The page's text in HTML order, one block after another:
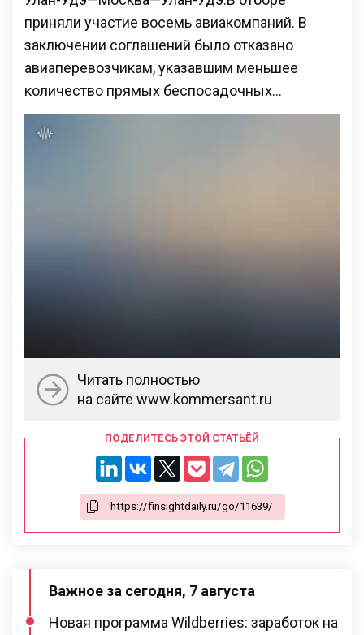
приняли участие восемь авиакомпаний. В
заключении соглашений было отказано
авиаперевозчикам, указавшим меньшее
количество прямых беспосадочных…
Читать полностью
на сайте www.kommersant.ru
ПОДЕЛИТЕСЬ ЭТОЙ СТАТЬЁЙ
Важное за сегодня, 7 августа
Новая программа Wildberries: заработок на